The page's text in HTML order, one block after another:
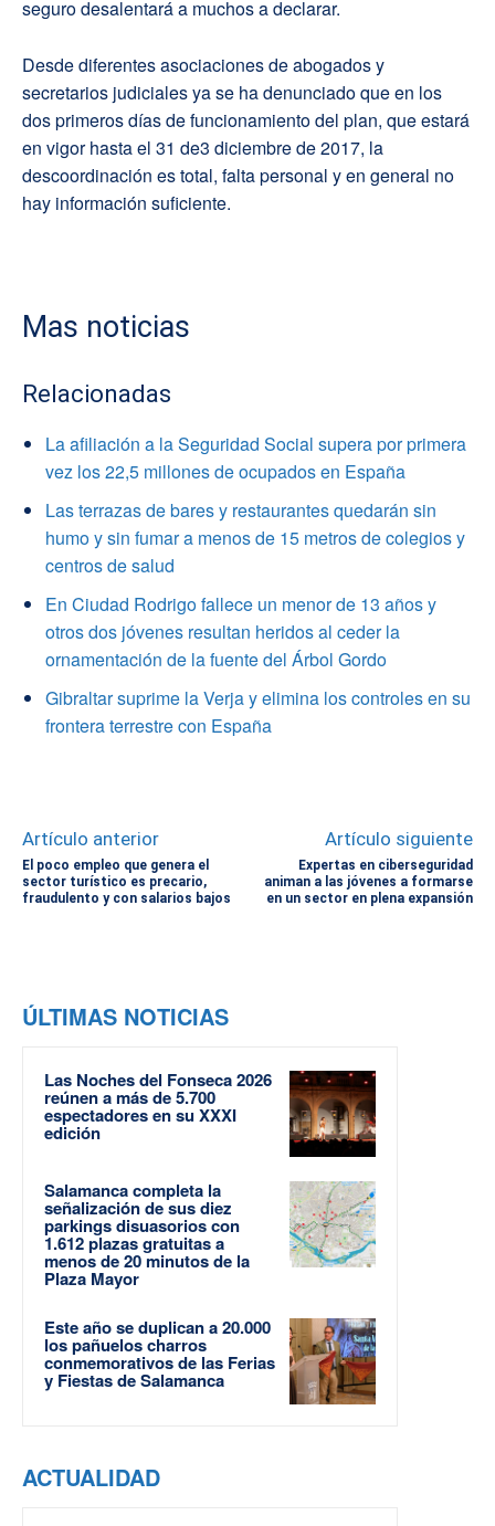
seguro desalentará a muchos a declarar.
Desde diferentes asociaciones de abogados y
secretarios judiciales ya se ha denunciado que en los
dos primeros días de funcionamiento del plan, que estará
en vigor hasta el 31 de3 diciembre de 2017, la
descoordinación es total, falta personal y en general no
hay información suficiente.
Mas noticias
Relacionadas
La afiliación a la Seguridad Social supera por primera
vez los 22,5 millones de ocupados en España
Las terrazas de bares y restaurantes quedarán sin
humo y sin fumar a menos de 15 metros de colegios y
centros de salud
En Ciudad Rodrigo fallece un menor de 13 años y
otros dos jóvenes resultan heridos al ceder la
ornamentación de la fuente del Árbol Gordo
Gibraltar suprime la Verja y elimina los controles en su
frontera terrestre con España
Artículo anterior
El poco empleo que genera el
sector turístico es precario,
fraudulento y con salarios bajos
Artículo siguiente
Expertas en ciberseguridad
animan a las jóvenes a formarse
en un sector en plena expansión
ÚLTIMAS NOTICIAS
Las Noches del Fonseca 2026
reúnen a más de 5.700
espectadores en su XXXI
edición
Salamanca completa la
señalización de sus diez
parkings disuasorios con
1.612 plazas gratuitas a
menos de 20 minutos de la
Plaza Mayor
Este año se duplican a 20.000
los pañuelos charros
conmemorativos de las Ferias
y Fiestas de Salamanca
ACTUALIDAD